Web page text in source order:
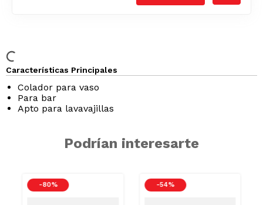
Características Principales
Colador para vaso
Para bar
Apto para lavavajillas
Podrían interesarte
-80 % -54 %